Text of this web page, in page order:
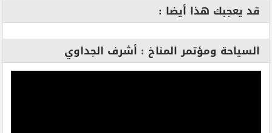
قد يعجبك هذا أيضا :
السياحة ومؤتمر المناخ : أشرف الجداوي